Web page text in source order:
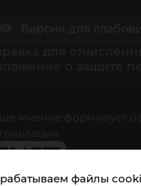
файлы
мнение формирует